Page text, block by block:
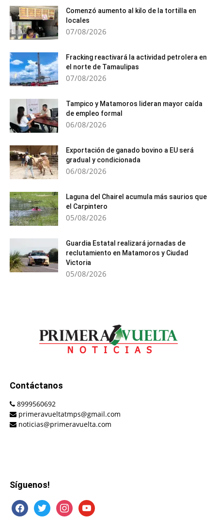
Comenzó aumento al kilo de la tortilla en
locales
07/08/2026
Fracking reactivará la actividad petrolera en
el norte de Tamaulipas
07/08/2026
Tampico y Matamoros lideran mayor caída
de empleo formal
06/08/2026
Exportación de ganado bovino a EU será
gradual y condicionada
06/08/2026
Laguna del Chairel acumula más saurios que
el Carpintero
05/08/2026
Guardia Estatal realizará jornadas de
reclutamiento en Matamoros y Ciudad
Victoria
05/08/2026
Contáctanos
8999560692
primeravueltatmps@gmail.com
noticias@primeravuelta.com
Síguenos!
facebooktwitter instagramyoutube